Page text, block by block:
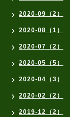
2020-09（2）
2020-08（1）
2020-07（2）
2020-05（5）
2020-04（3）
2020-02（2）
2019-12（2）